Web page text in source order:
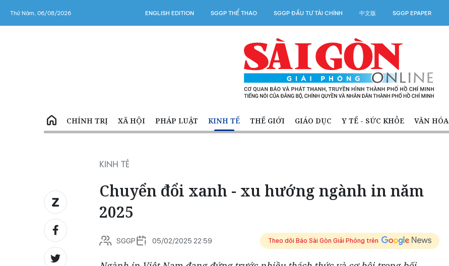
Thứ Năm, 06/08/2026 ENGLISH EDITION SGGP THỂ THAO SGGP ĐẦU TƯ TÀI CHÍNH 中文版 SGGP EPAPER
CHÍNH TRỊ XÃ HỘI PHÁP LUẬT KINH TẾ THẾ GIỚI GIÁO DỤC Y TẾ - SỨC KHỎE VĂN HÓA
KINH TẾ
Chuyển đổi xanh - xu hướng ngành in năm
2025
SGGP 05/02/2025 22:59 Theo dõi Báo Sài Gòn Giải Phóng trên